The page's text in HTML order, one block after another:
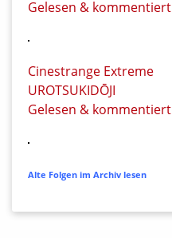
Gelesen & kommentiert
Cinestrange Extreme
UROTSUKIDŌJI
Gelesen & kommentiert
Alte Folgen im Archiv lesen